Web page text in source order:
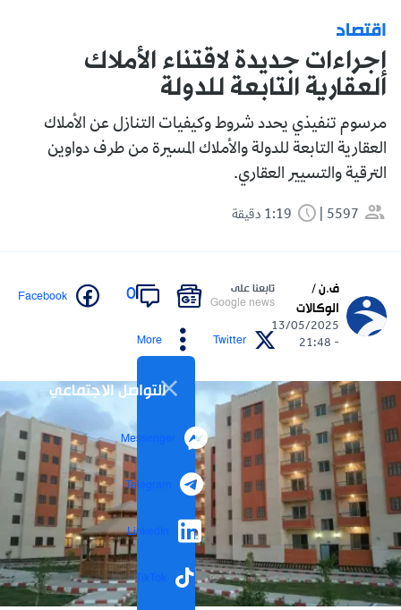
اقتصاد
إجراءات جديدة لاقتناء الأملاك
العقارية التابعة للدولة
مرسوم تنفيذي يحدد شروط وكيفيات التنازل عن الأملاك
العقارية التابعة للدولة والأملاك المسيرة من طرف دواوين
الترقية والتسيير العقاري.
5597
ف.ن /
الوكالات
13/05/2025
- 21:48
تابعنا على
Google news
0
Facebook
Twitter
More
التواصل الاجتماعي
Messenger
Telegram
LinkedIn
TikTok